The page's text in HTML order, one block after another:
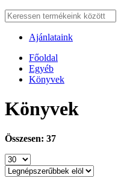
Ajánlataink
Főoldal
Egyéb
Könyvek
Könyvek
Összesen: 37